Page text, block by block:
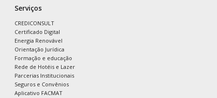
Serviços
CREDICONSULT
Certificado Digital
Energia Renovável
Orientação Jurídica
Formação e educação
Rede de Hotéis e Lazer
Parcerias Institucionais
Seguros e Convênios
Aplicativo FACMAT